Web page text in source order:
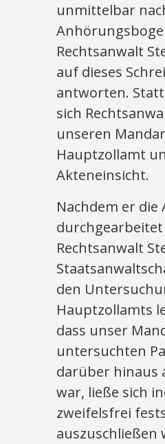
unmittelbar
Rechtsanwalt
auf dieses
antworten.
sich
unseren
Hauptzollamt
Akteneinsicht.
Nachdem er die
Rechtsanwalt
den
Hauptzollamts
dass unser
untersuchten
darüber hinaus
war, ließe sich
zweifelsfrei
auszuschließen